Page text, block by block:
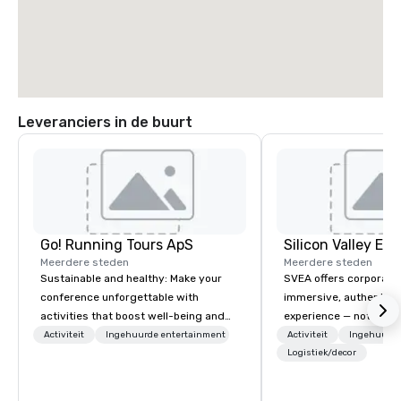
Leveranciers in de buurt
Go! Running Tours ApS
Meerdere steden
Sustainable and healthy: Make your
conference unforgettable with
activities that boost well-being and
lower carbon footprints. Explore the
Activiteit Ingehuurde entertainment
Meerdere steden
SVEA offers
immersive, authentic
experience — not a
transformation. We
facilitate custom
Activiteit
Logistiek/decor